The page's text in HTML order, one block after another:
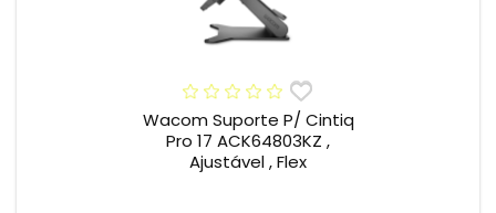
Wacom Suporte P/ Cintiq
Pro 17 ACK64803KZ ,
Ajustável , Flex